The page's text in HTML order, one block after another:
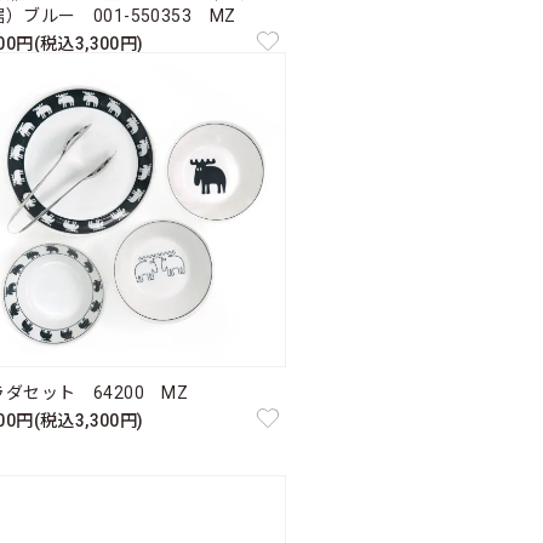
）ブルー 001-550353 MZ
円(税込3,300円)
ダセット 64200 MZ
円(税込3,300円)